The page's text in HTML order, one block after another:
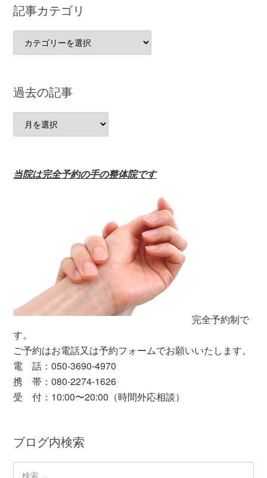
記事カテゴリ
事
ゴ
リ
過去の記事
去
事
当院は完全予約の手の整体院です
完全予約制で
す。
ご予約はお電話又は予約フォームでお願いいたします。
電 話：050-3690-4970
携 帯：080-2274-1626
受 付：10:00〜20:00（時間外応相談）
ブログ内検索